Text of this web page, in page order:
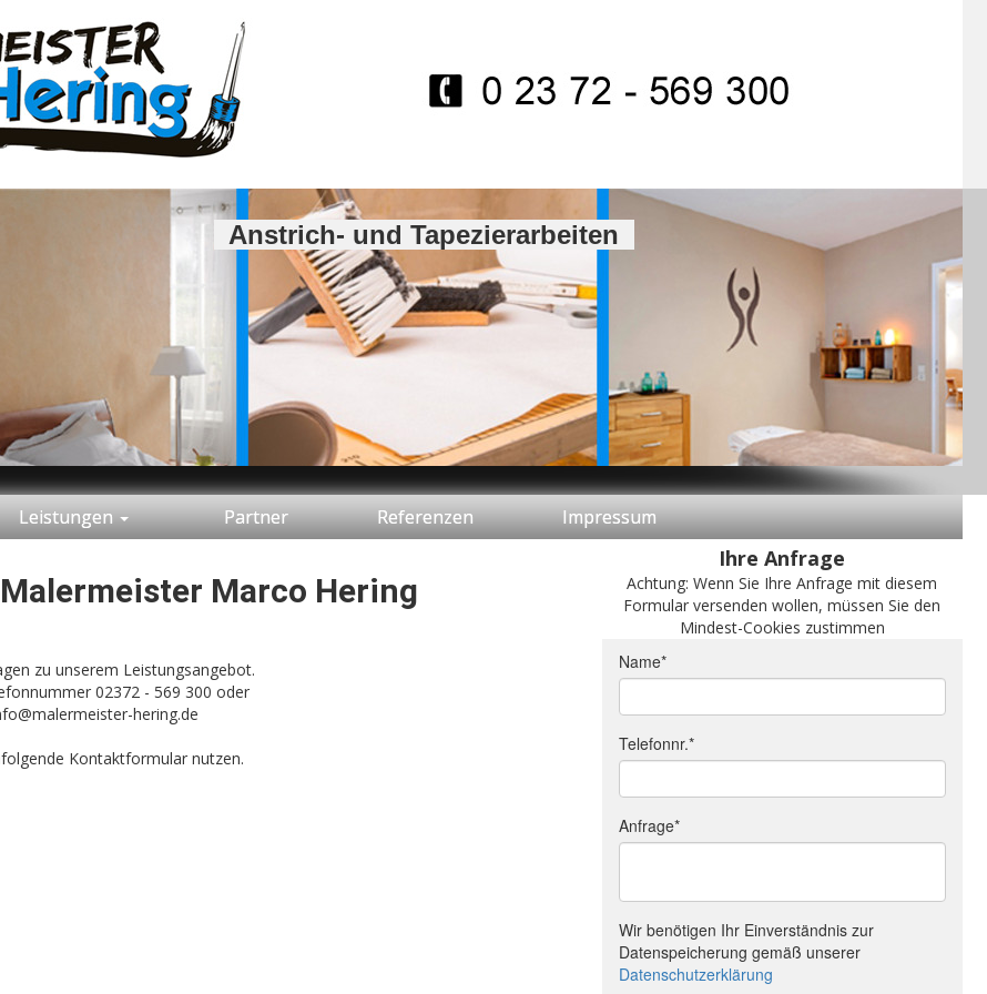
Anstrich- und Tapezierarbeiten
Leistungen Partner Referenzen Impressum
Marco Hering
zu unserem Leistungsangebot.
02372 - 569 300 oder
hering.de
Kontaktformular nutzen.
Ihre Anfrage
Achtung: Wenn Sie Ihre Anfrage mit diesem
Formular versenden wollen, müssen Sie den
Mindest-Cookies zustimmen